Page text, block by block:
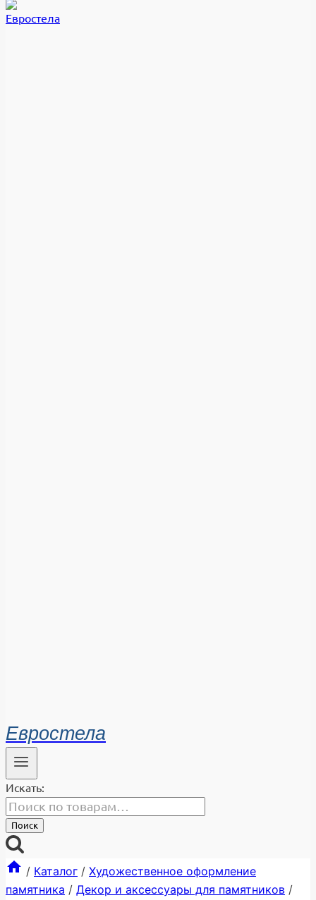
Евростела
Искать:
Поиск
/ Каталог / Художественное оформление
памятника / Декор и аксессуары для памятников /